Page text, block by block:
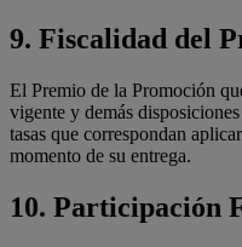
9. Fiscalidad del
El Premio de la Promoción
vigente y demás
tasas que correspondan
momento de su entrega.
10. Participación